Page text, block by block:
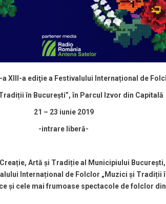
a XIII-a ediţie a Festivalului Internațional de
în București”, în Parcul Izvor din Capitală
21 – 23 iunie 2019
-intrare liberă-
Artă și Tradiție al Municipiului
Internațional de Folclor „Muzici și Tradiții
și cele mai frumoase spectacole de folclor